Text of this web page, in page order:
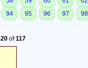
94 95 96 97 98
20of117